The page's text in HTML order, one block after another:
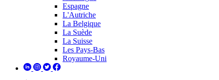
Espagne
L'Autriche
La Belgique
La Suède
La Suisse
Les Pays-Bas
Royaume-Uni